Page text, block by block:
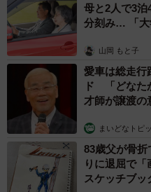
肉もタレもしっかりと凍っ
まで１時間ほどあれこれし
ました。
母と2人で3
分刻み… 「大
山岡 もと子
愛車は総走行
ド 「どなた
才師が譲渡の
まいどなトピ
83歳父が骨
りに退屈で
スケッチブッ